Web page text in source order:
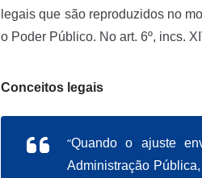
legais que são reproduzidos no
o Poder Público. No art. 6º, incs.
Conceitos legais
“Quando o ajuste
Administração